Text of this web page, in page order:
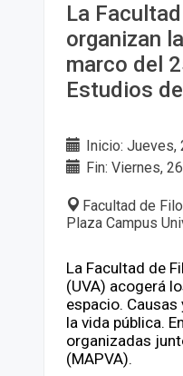
La
organizan
marco del
Estudios
Inicio:
Fin: Viernes,
Facultad de
Plaza Campus
La Facultad de
(UVA) acogerá
espacio.
la vida pública.
organizadas
(MAPVA).